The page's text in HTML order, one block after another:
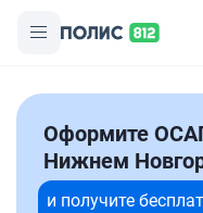
Оформите
Нижнем
и получите